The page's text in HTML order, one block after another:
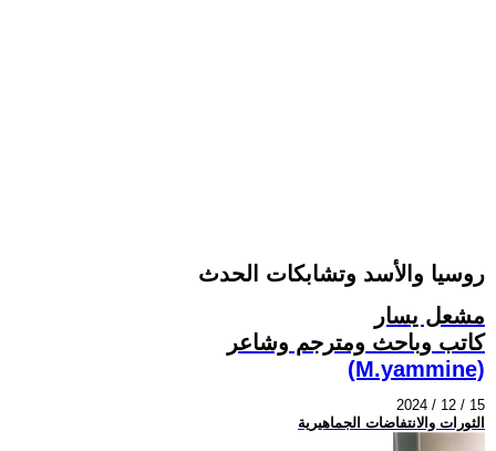
روسيا والأسد وتشابكات الحدث
مشعل يسار
كاتب وباحث ومترجم وشاعر
(M.yammine)
2024 / 12 / 15
الثورات والانتفاضات الجماهيرية